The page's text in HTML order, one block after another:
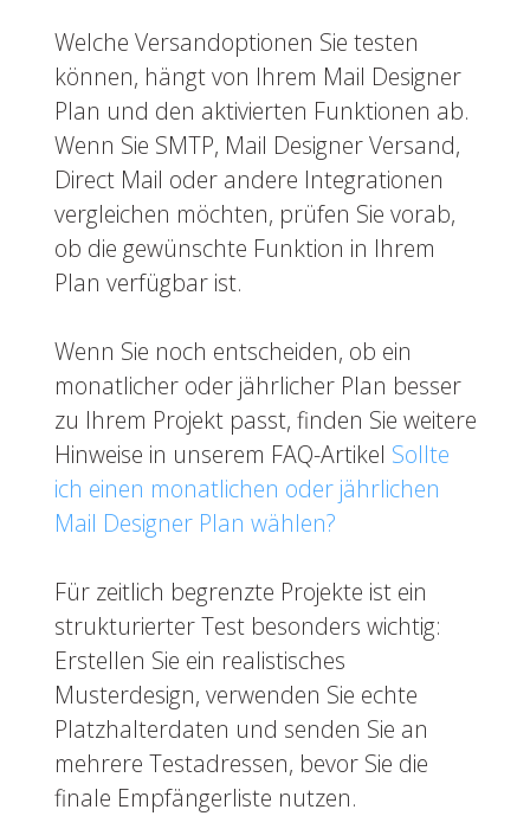
Welche Versandoptionen Sie testen
können, hängt von Ihrem Mail Designer
Plan und den aktivierten Funktionen ab.
Wenn Sie SMTP, Mail Designer Versand,
Direct Mail oder andere Integrationen
vergleichen möchten, prüfen Sie vorab,
ob die gewünschte Funktion in Ihrem
Plan verfügbar ist.
Wenn Sie noch entscheiden, ob ein
monatlicher oder jährlicher Plan besser
zu Ihrem Projekt passt, finden Sie weitere
Hinweise in unserem FAQ-Artikel Sollte
ich einen monatlichen oder jährlichen
Mail Designer Plan wählen?
Für zeitlich begrenzte Projekte ist ein
strukturierter Test besonders wichtig:
Erstellen Sie ein realistisches
Musterdesign, verwenden Sie echte
Platzhalterdaten und senden Sie an
mehrere Testadressen, bevor Sie die
finale Empfängerliste nutzen.